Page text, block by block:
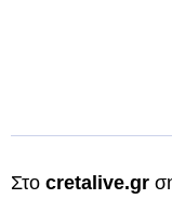
Στο cretalive.gr